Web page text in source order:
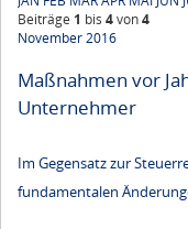
Beiträge 1 bis 4von4
November 2016
Maßnahmen vor
Unternehmer
Im Gegensatz zur
fundamentalen